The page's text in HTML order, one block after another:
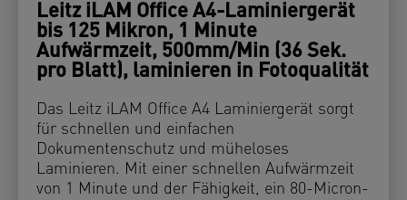
Leitz iLAM Office A4-Laminiergerät
bis 125 Mikron, 1 Minute
Aufwärmzeit, 500mm/Min (36 Sek.
pro Blatt), laminieren in Fotoqualität
Das Leitz iLAM Office A4 Laminiergerät sorgt
für schnellen und einfachen
Dokumentenschutz und müheloses
Laminieren. Mit einer schnellen Aufwärmzeit
von 1 Minute und der Fähigkeit, ein 80-Micron-